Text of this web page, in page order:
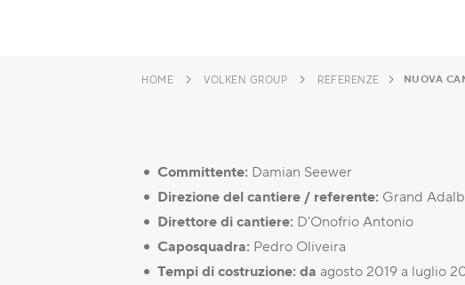
HOME VOLKEN GROUP REFERENZE NUOVA
Committente: Damian Seewer
Direzione del cantiere / referente: Grand
Direttore di cantiere: D'Onofrio Antonio
Caposquadra: Pedro Oliveira
Tempi di costruzione: da agosto 2019 a luglio